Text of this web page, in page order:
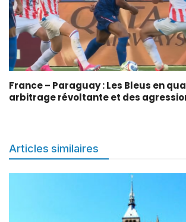
France – Paraguay : Les Bleus en
arbitrage révoltante et des
Articles similaires